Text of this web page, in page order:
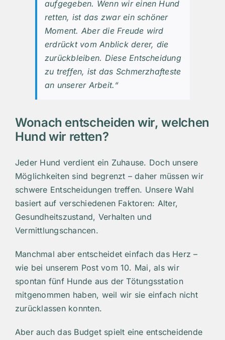
aufgegeben. Wenn wir einen Hund
retten, ist das zwar ein schöner
Moment. Aber die Freude wird
erdrückt vom Anblick derer, die
zurückbleiben. Diese Entscheidung
zu treffen, ist das Schmerzhafteste
an unserer Arbeit.“
Wonach entscheiden wir, welchen
Hund wir retten?
Jeder Hund verdient ein Zuhause. Doch unsere
Möglichkeiten sind begrenzt – daher müssen wir
schwere Entscheidungen treffen. Unsere Wahl
basiert auf verschiedenen Faktoren: Alter,
Gesundheitszustand, Verhalten und
Vermittlungschancen.
Manchmal aber entscheidet einfach das Herz –
wie bei unserem Post vom 10. Mai, als wir
spontan fünf Hunde aus der Tötungsstation
mitgenommen haben, weil wir sie einfach nicht
zurücklassen konnten.
Aber auch das Budget spielt eine entscheidende